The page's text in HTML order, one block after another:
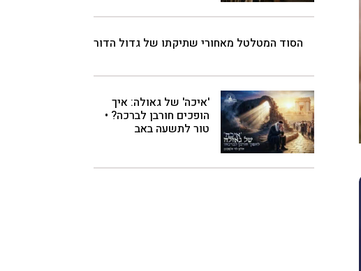
הסוד המטלטל מאחורי שתיקתו של גדול הדור
'איכה' של גאולה: איך
הופכים חורבן לברכה? •
טור לתשעה באב